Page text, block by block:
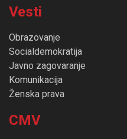
Vesti
Obrazovanje
Socialdemokratija
Javno zagovaranje
Komunikacija
Ženska prava
CMV